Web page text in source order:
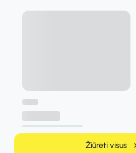
Žiūrėti visus